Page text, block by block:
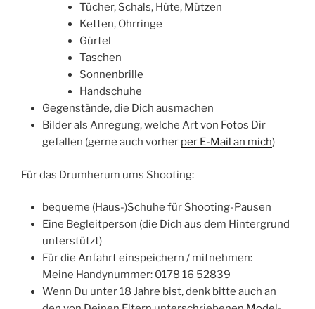
Tücher, Schals, Hüte, Mützen
Ketten, Ohrringe
Gürtel
Taschen
Sonnenbrille
Handschuhe
Gegenstände, die Dich ausmachen
Bilder als Anregung, welche Art von Fotos Dir
gefallen (gerne auch vorher per E-Mail an mich)
Für das Drumherum ums Shooting:
bequeme (Haus-)Schuhe für Shooting-Pausen
Eine Begleitperson (die Dich aus dem Hintergrund
unterstützt)
Für die Anfahrt einspeichern / mitnehmen:
Meine Handynummer: 0178 16 52839
Wenn Du unter 18 Jahre bist, denk bitte auch an